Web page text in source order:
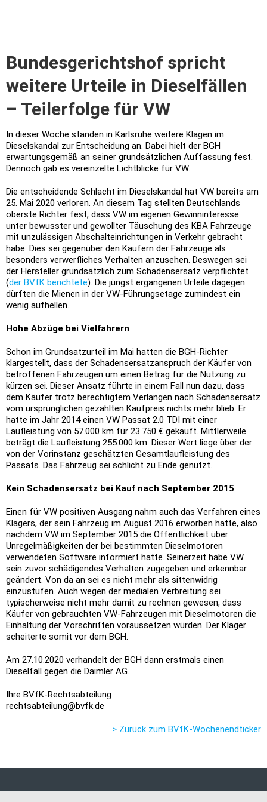
Bundesgerichtshof spricht
weitere Urteile in Dieselfällen
– Teilerfolge für VW
In dieser Woche standen in Karlsruhe weitere Klagen im
Dieselskandal zur Entscheidung an. Dabei hielt der BGH
erwartungsgemäß an seiner grundsätzlichen Auffassung fest.
Dennoch gab es vereinzelte Lichtblicke für VW.
Die entscheidende Schlacht im Dieselskandal hat VW bereits am
25. Mai 2020 verloren. An diesem Tag stellten Deutschlands
oberste Richter fest, dass VW im eigenen Gewinninteresse
unter bewusster und gewollter Täuschung des KBA Fahrzeuge
mit unzulässigen Abschalteinrichtungen in Verkehr gebracht
habe. Dies sei gegenüber den Käufern der Fahrzeuge als
besonders verwerfliches Verhalten anzusehen. Deswegen sei
der Hersteller grundsätzlich zum Schadensersatz verpflichtet
(der BVfK berichtete). Die jüngst ergangenen Urteile dagegen
dürften die Mienen in der VW-Führungsetage zumindest ein
wenig aufhellen.
Hohe Abzüge bei Vielfahrern
Schon im Grundsatzurteil im Mai hatten die BGH-Richter
klargestellt, dass der Schadensersatzanspruch der Käufer von
betroffenen Fahrzeugen um einen Betrag für die Nutzung zu
kürzen sei. Dieser Ansatz führte in einem Fall nun dazu, dass
dem Käufer trotz berechtigtem Verlangen nach Schadensersatz
vom ursprünglichen gezahlten Kaufpreis nichts mehr blieb. Er
hatte im Jahr 2014 einen VW Passat 2.0 TDI mit einer
Laufleistung von 57.000 km für 23.750 € gekauft. Mittlerweile
beträgt die Laufleistung 255.000 km. Dieser Wert liege über der
von der Vorinstanz geschätzten Gesamtlaufleistung des
Passats. Das Fahrzeug sei schlicht zu Ende genutzt.
Kein Schadensersatz bei Kauf nach September 2015
Einen für VW positiven Ausgang nahm auch das Verfahren eines
Klägers, der sein Fahrzeug im August 2016 erworben hatte, also
nachdem VW im September 2015 die Öffentlichkeit über
Unregelmäßigkeiten der bei bestimmten Dieselmotoren
verwendeten Software informiert hatte. Seinerzeit habe VW
sein zuvor schädigendes Verhalten zugegeben und erkennbar
geändert. Von da an sei es nicht mehr als sittenwidrig
einzustufen. Auch wegen der medialen Verbreitung sei
typischerweise nicht mehr damit zu rechnen gewesen, dass
Käufer von gebrauchten VW-Fahrzeugen mit Dieselmotoren die
Einhaltung der Vorschriften voraussetzen würden. Der Kläger
scheiterte somit vor dem BGH.
Am 27.10.2020 verhandelt der BGH dann erstmals einen
Dieselfall gegen die Daimler AG.
Ihre BVfK-Rechtsabteilung
rechtsabteilung@bvfk.de
> Zurück zum BVfK-Wochenendticker